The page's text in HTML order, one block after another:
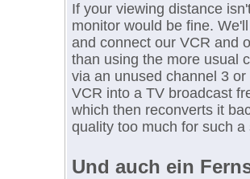
If your viewing distance
monitor would be fine.
and connect our VCR and
than using the more usual
via an unused channel 3
VCR into a TV broadcast
which then reconverts it
quality too much for such a
Und auch ein